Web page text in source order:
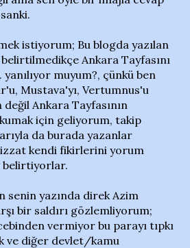
istiyorum; Bu blogda yazılan
Ankara Tayfasını
muyum?, çünkü ben
Mustava'yı, Vertumnus'u
Ankara Tayfasının
için geliyorum, takip
da burada yazanlar
kendi fikirlerini yorum
belirtiyorlar.
senin yazında direk Azim
bir saldırı gözlemliyorum;
vermiyor bu parayı tıpkı
ve diğer devlet/kamu